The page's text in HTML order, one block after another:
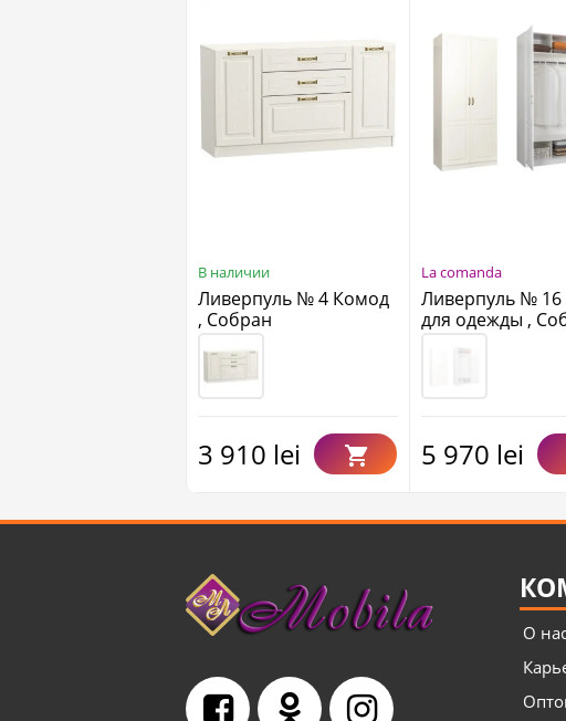
В наличии
Ливерпуль № 4 Комод
, Собран
3 910 lei
La comanda
Ливерпуль №
для одежды ,
5 970 lei
О